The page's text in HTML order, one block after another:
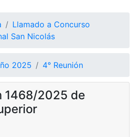
Llamado a Concurso
San Nicolás
2025 4° Reunión
1468/2025 de